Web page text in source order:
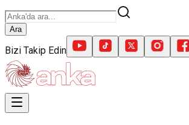
Ara
Bizi Takip Edin